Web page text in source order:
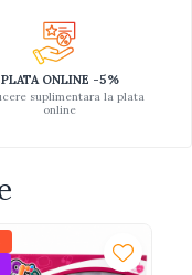
PLATA ONLINE -5%
suplimentara la plata
online